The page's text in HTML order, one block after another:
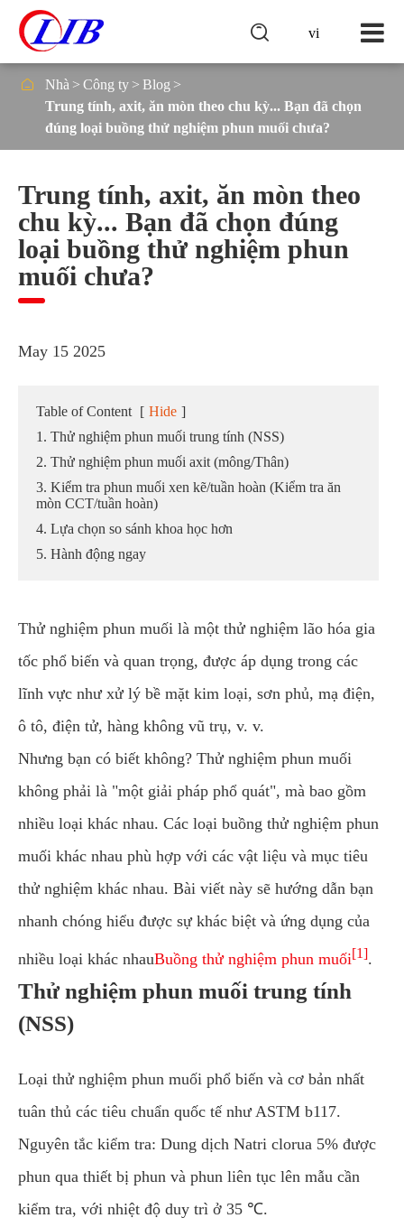
vi

 Nhà Công ty
Blog
Trung tính, axit, ăn mòn theo chu kỳ... Bạn đã chọn
đúng loại buồng thử nghiệm phun muối chưa?
Trung tính, axit, ăn mòn theo
chu kỳ... Bạn đã chọn đúng
loại buồng thử nghiệm phun
muối chưa?
May 15 2025
Table of Content [ Hide ]
1. Thử nghiệm phun muối trung tính (NSS)
2. Thử nghiệm phun muối axit (mông/Thân)
3. Kiểm tra phun muối xen kẽ/tuần hoàn (Kiểm tra ăn
mòn CCT/tuần hoàn)
4. Lựa chọn so sánh khoa học hơn
5. Hành động ngay
Thử nghiệm phun muối là một thử nghiệm lão hóa gia
tốc phổ biến và quan trọng, được áp dụng trong các
lĩnh vực như xử lý bề mặt kim loại, sơn phủ, mạ điện,
ô tô, điện tử, hàng không vũ trụ, v. v.
Nhưng bạn có biết không? Thử nghiệm phun muối
không phải là "một giải pháp phổ quát", mà bao gồm
nhiều loại khác nhau. Các loại buồng thử nghiệm phun
muối khác nhau phù hợp với các vật liệu và mục tiêu
thử nghiệm khác nhau. Bài viết này sẽ hướng dẫn bạn
nhanh chóng hiểu được sự khác biệt và ứng dụng của
nhiều loại khác nhauBuồng thử nghiệm phun muối[1].
Thử nghiệm phun muối trung tính
(NSS)
Loại thử nghiệm phun muối phổ biến và cơ bản nhất
tuân thủ các tiêu chuẩn quốc tế như ASTM b117.
Nguyên tắc kiểm tra: Dung dịch Natri clorua 5% được
phun qua thiết bị phun và phun liên tục lên mẫu cần
kiểm tra, với nhiệt độ duy trì ở 35 ℃.